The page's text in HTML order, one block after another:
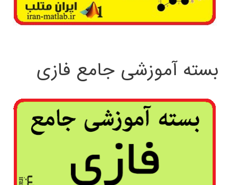
بسته آموزشی جامع فازی